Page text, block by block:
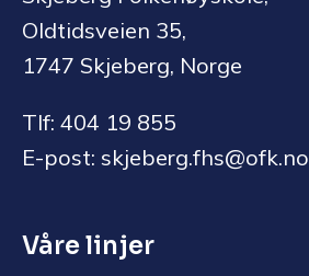
Oldtidsveien 35,
1747 Skjeberg, Norge
Tlf: 404 19 855
E-post: skjeberg.fhs@ofk.no
Våre linjer